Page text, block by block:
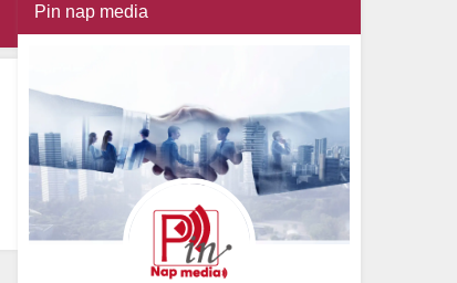
Pin nap media